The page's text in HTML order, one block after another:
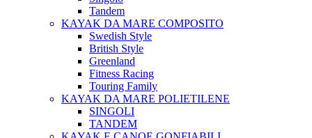
Tandem
KAYAK DA MARE COMPOSITO
Swedish Style
British Style
Greenland
Fitness Racing
Touring Family
KAYAK DA MARE POLIETILENE
SINGOLI
TANDEM